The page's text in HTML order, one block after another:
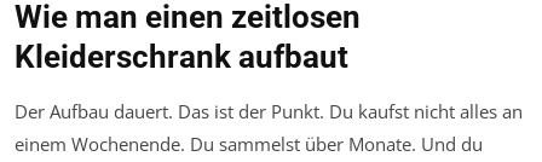
Wie man einen zeitlosen
Kleiderschrank aufbaut
Der Aufbau dauert. Das ist der Punkt. Du kaufst nicht alles an
einem Wochenende. Du sammelst über Monate. Und du